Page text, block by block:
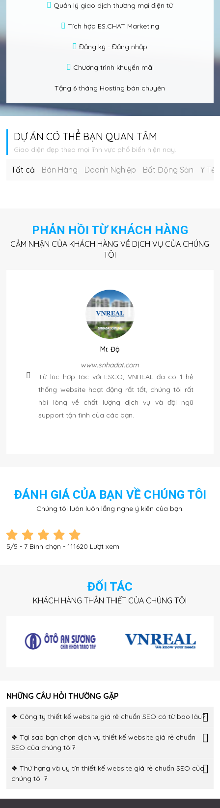
Quản lý giao dịch thương mại điện tử
Tích hợp ES.CHAT Marketing
Đăng ký - Đăng nhập
Chương trình khuyến mãi
Tặng 6 tháng Hosting bán chuyên
DỰ ÁN CÓ THỂ BẠN QUAN TÂM
Giao diện đẹp theo mọi lĩnh vực phổ biến hiện nay.
Tất cả Bán Hàng Doanh Nghiệp Bất Động Sản Y Tế
PHẢN HỒI TỪ KHÁCH HÀNG
CẢM NHẬN CỦA KHÁCH HÀNG VỀ DỊCH VỤ CỦA CHÚNG
TÔI
Mr. Độ
www.snhadat.com
Từ lúc hợp tác với ESCO, VNREAL đã có 1 hệ
thống website hoạt động rất tốt, chúng tôi rất
hài lòng về chất lượng dịch vụ và đội ngũ
support tận tình của các bạn.
ĐÁNH GIÁ CỦA BẠN VỀ CHÚNG TÔI
Chúng tôi luôn luôn lắng nghe ý kiến của bạn.
5/5 - 7 Bình chọn - 111620 Lượt xem
ĐỐI TÁC
KHÁCH HÀNG THÂN THIẾT CỦA CHÚNG TÔI
NHỮNG CÂU HỎI THƯỜNG GẶP
❖ Công ty thiết kế website giá rẻ chuẩn SEO có từ bao lâu?
❖ Tại sao bạn chọn dịch vụ thiết kế website giá rẻ chuẩn
SEO của chúng tôi?
❖ Thứ hạng và uy tín thiết kế website giá rẻ chuẩn SEO của
chúng tôi ?